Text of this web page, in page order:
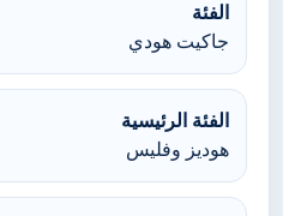
الفئة
جاكيت هودي
الفئة الرئيسية
هوديز وفليس